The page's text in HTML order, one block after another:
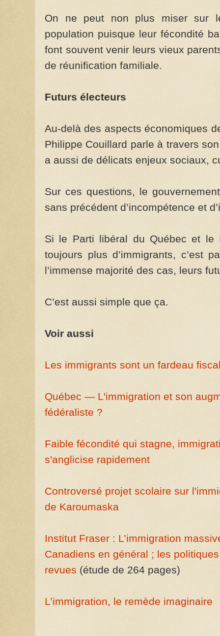
On ne peut non plus miser sur
population puisque leur fécondité
font souvent venir leurs vieux
de réunification familiale.
Futurs électeurs
Au-delà des aspects économiques
Philippe Couillard parle à travers
a aussi de délicats enjeux sociaux,
Sur ces questions, le
sans précédent d’incompétence et
Si le Parti libéral du Québec et le
toujours plus d’immigrants, c’est
l’immense majorité des cas, leurs
C’est aussi simple que ça.
Voir aussi
Les immigrants sont un fardeau
Québec — L'immigration et son
fédéraliste ?
Faible fécondité qui stagne,
s'anglicise rapidement
Controversé projet scolaire sur
de Karoumaska
Institut Fraser : L’immigration
Canadiens en général ; les
revues (étude de 264 pages)
L’immigration, le remède imaginaire